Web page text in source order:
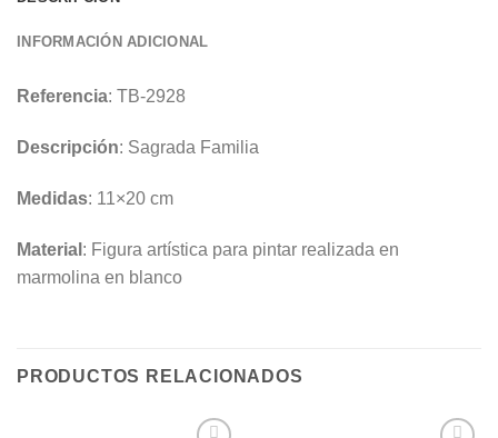
INFORMACIÓN ADICIONAL
Referencia: TB-2928
Descripción: Sagrada Familia
Medidas: 11×20 cm
Material : Figura artística para pintar realizada en
marmolina en blanco
PRODUCTOS RELACIONADOS